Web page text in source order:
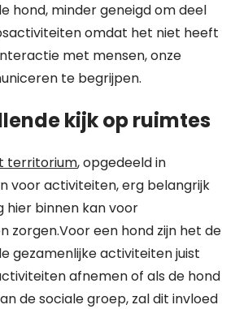
hond, minder geneigd om deel
omdat het niet heeft
met mensen, onze
te begrijpen.
kijk op ruimtes
territorium, opgedeeld in
voor activiteiten, erg belangrijk
hier binnen kan voor
zorgen.Voor een hond zijn het de
gezamenlijke activiteiten juist
afnemen of als de hond
de sociale groep, zal dit invloed